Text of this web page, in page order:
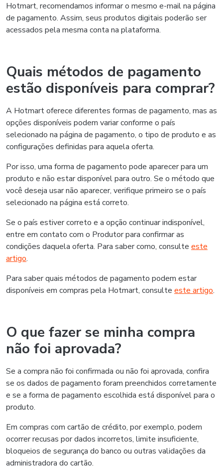
Hotmart, recomendamos informar o mesmo e-mail na página
de pagamento. Assim, seus produtos digitais poderão ser
acessados pela mesma conta na plataforma.
Quais métodos de pagamento
estão disponíveis para comprar?
A Hotmart oferece diferentes formas de pagamento, mas as
opções disponíveis podem variar conforme o país
selecionado na página de pagamento, o tipo de produto e as
configurações definidas para aquela oferta.
Por isso, uma forma de pagamento pode aparecer para um
produto e não estar disponível para outro. Se o método que
você deseja usar não aparecer, verifique primeiro se o país
selecionado na página está correto.
Se o país estiver correto e a opção continuar indisponível,
entre em contato com o Produtor para confirmar as
condições daquela oferta. Para saber como, consulte este
artigo.
Para saber quais métodos de pagamento podem estar
disponíveis em compras pela Hotmart, consulte este artigo.
O que fazer se minha compra
não foi aprovada?
Se a compra não foi confirmada ou não foi aprovada, confira
se os dados de pagamento foram preenchidos corretamente
e se a forma de pagamento escolhida está disponível para o
produto.
Em compras com cartão de crédito, por exemplo, podem
ocorrer recusas por dados incorretos, limite insuficiente,
bloqueios de segurança do banco ou outras validações da
administradora do cartão.